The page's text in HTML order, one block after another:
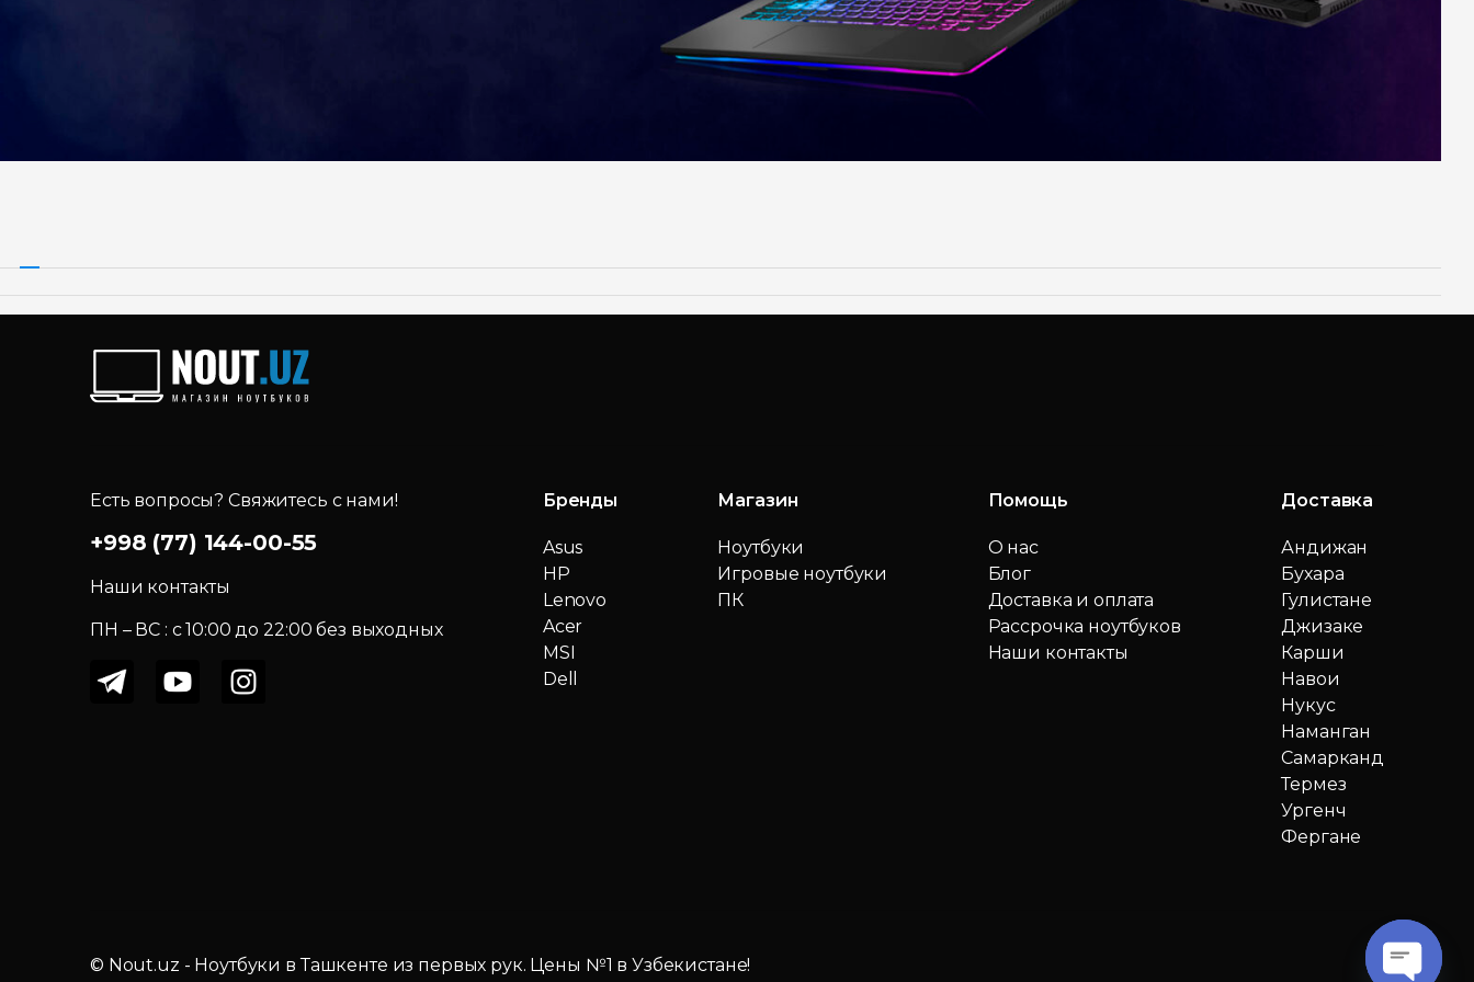
Есть вопросы? Свяжитесь с нами!
+998 (77) 144-00-55
Наши контакты
ПН – ВС : c 10:00 до 22:00 без выходных
Бренды
Asus
HP
Lenovo
Acer
MSI
Dell
Магазин
Ноутбуки
Игровые ноутбуки
ПК
Помощь
О нас
Блог
Доставка и оплата
Рассрочка ноутбуков
Наши контакты
Доставка
Андижан
Бухара
Гулистане
Джизаке
Карши
Навои
Нукус
Наманган
Самарканд
Термез
Ургенч
Фергане
© Nout.uz - Ноутбуки в Ташкенте из первых рук. Цены №1 в Узбекистане!